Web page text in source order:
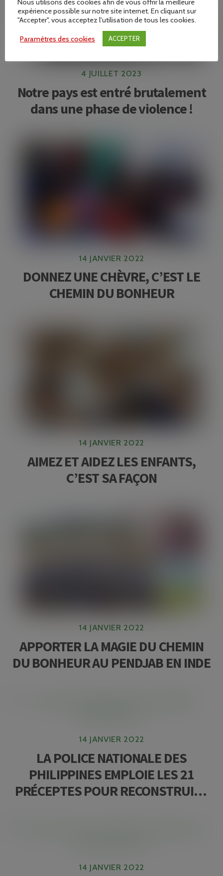
4 JUILLET 2023
Notre pays est entré brutalement
dans une phase de violence !
14 JANVIER 2022
DONNEZ UNE CHÈVRE, C’EST LE
CHEMIN DU BONHEUR
14 JANVIER 2022
AIMEZ ET AIDEZ LES ENFANTS,
C’EST SA FAÇON
14 JANVIER 2022
APPORTER LA MAGIE DU CHEMIN
DU BONHEUR AU PENDJAB EN INDE
14 JANVIER 2022
LA POLICE NATIONALE DES
PHILIPPINES EMPLOIE LES 21
PRÉCEPTES POUR RECONSTRUIRE
14 JANVIER 2022
Nous utilisons des cookies afin de vous offrir la meilleure
expérience possible sur notre site internet. En cliquant sur
"Accepter", vous acceptez l'utilisation de tous les cookies.
Paramètres des cookies ACCEPTER